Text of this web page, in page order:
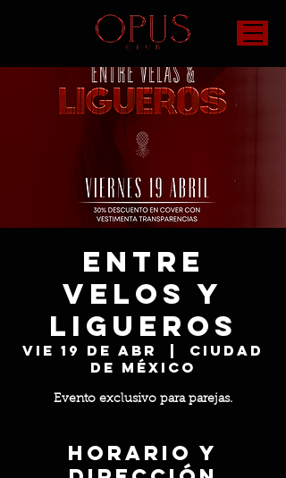
Entre
Velos y
Ligueros
vie 19 de abr
Ciudad
de México
Evento exclusivo para parejas.
Horario y